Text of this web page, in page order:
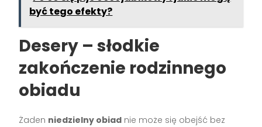
być tego efekty?
Desery – słodkie
zakończenie rodzinnego
obiadu
Żaden niedzielny obiad nie może się obejść bez